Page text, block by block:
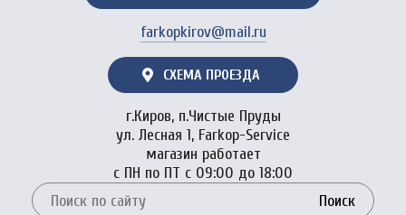
farkopkirov@mail.ru
СХЕМА ПРОЕЗДА
г.Киров, п.Чистые Пруды
ул. Лесная 1, Farkop-Service
магазин работает
с ПН по ПТ с 09:00 до 18:00
Поиск